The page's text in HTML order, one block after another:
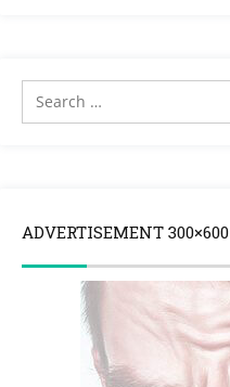
ADVERTISEMENT 300×600